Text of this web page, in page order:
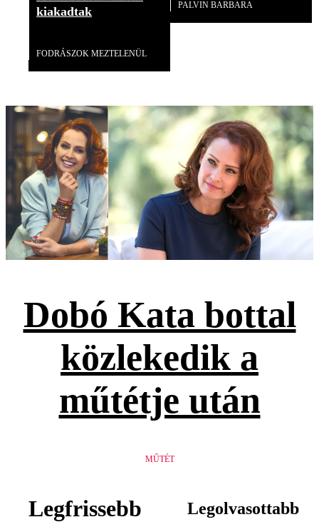
kiakadtak
FODRÁSZOK MEZTELENÜL
PALVIN BARBARA
Dobó Kata bottal
közlekedik a
műtétje után
MŰTÉT
Legfrissebb Legolvasottabb